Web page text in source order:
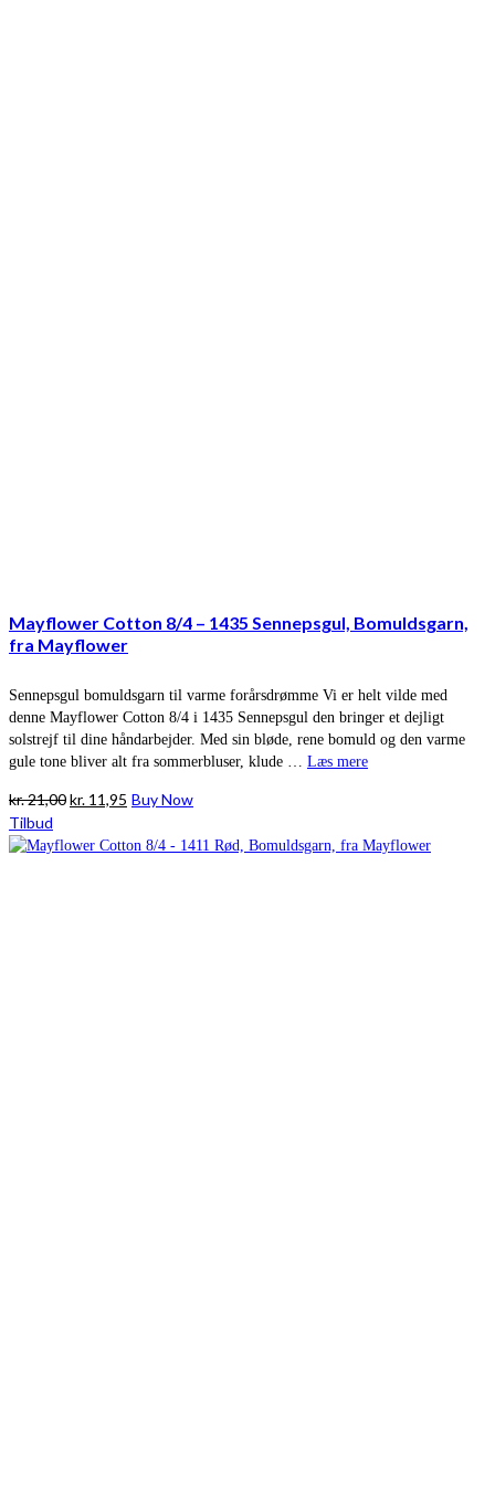
Mayflower Cotton 8/4 – 1435 Sennepsgul, Bomuldsgarn,
fra Mayflower
Sennepsgul bomuldsgarn til varme forårsdrømme Vi er helt vilde med
denne Mayflower Cotton 8/4 i 1435 Sennepsgul den bringer et dejligt
solstrejf til dine håndarbejder. Med sin bløde, rene bomuld og den varme
gule tone bliver alt fra sommerbluser, klude … Læs mere
kr.21,00Den
pris
kr. 11,95 Den
pris
Buy Now
Tilbud